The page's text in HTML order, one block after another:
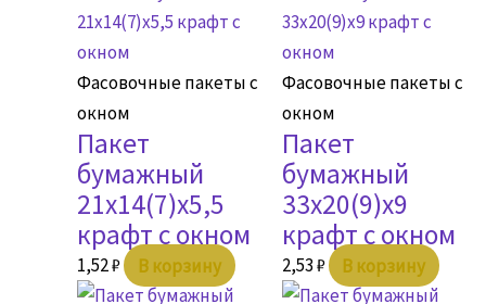
Фасовочные пакеты с
окном
Пакет
бумажный
21х14(7)х5,5
крафт с окном
1,52₽ В корзину
Фасовочные пакеты с
окном
Пакет
бумажный
33х20(9)х9
крафт с окном
2,53₽ В корзину